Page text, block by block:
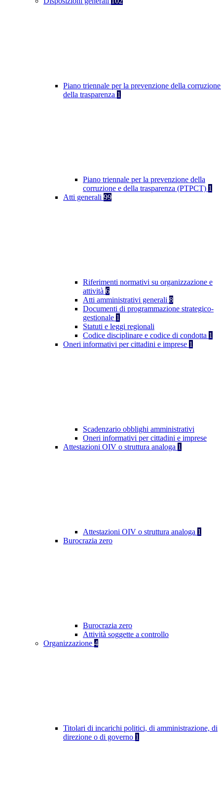
Piano triennale per la prevenzione della
della trasparenza 1
Piano triennale per la prevenzione della
corruzione e della trasparenza (PTPCT) 1
Atti generali 99
Riferimenti normativi su organizzazione e
attività 6
Atti amministrativi generali 8
Documenti di programmazione strategico-
gestionale 1
Statuti e leggi regionali
Codice disciplinare e codice di condotta 1
Oneri informativi per cittadini e imprese 1
Scadenzario obblighi amministrativi
Oneri informativi per cittadini e imprese
Attestazioni OIV o struttura analoga 1
Attestazioni OIV o struttura analoga 1
Burocrazia zero
Burocrazia zero
Attività soggette a controllo
Organizzazione 4
Titolari di incarichi politici, di amministrazione, di
direzione o di governo 1